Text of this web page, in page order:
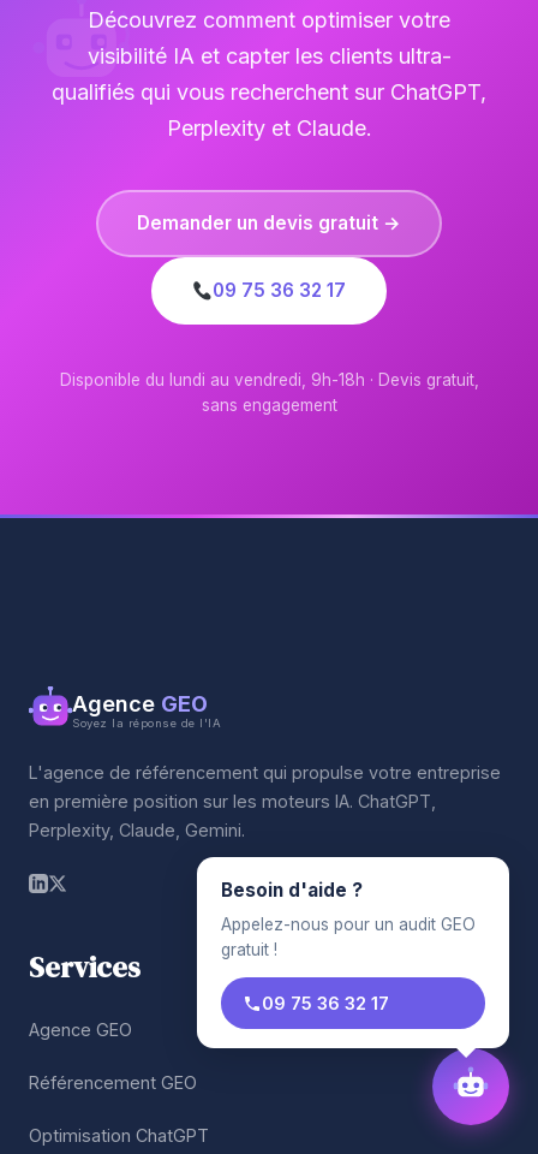
Découvrez comment optimiser votre
visibilité IA et capter les clients ultra-
qualifiés qui vous recherchent sur ChatGPT,
Perplexity et Claude.
Demander un devis gratuit →
09 75 36 32 17
Disponible du lundi au vendredi, 9h-18h · Devis gratuit,
sans engagement
Agence GEO
Soyez la réponse de l'IA
L'agence de référencement qui propulse votre entreprise
en première position sur les moteurs IA. ChatGPT,
Perplexity, Claude, Gemini.
Services
Agence GEO
Référencement GEO
Optimisation ChatGPT
Besoin d'aide ?
Appelez-nous pour un audit GEO
gratuit !
09 75 36 32 17